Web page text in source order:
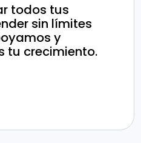
todos tus
sin límites
y
tu crecimiento.